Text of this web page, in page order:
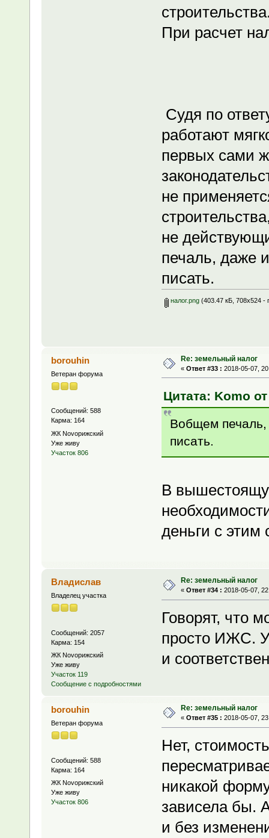
При расчет
Судя по
работают
первых сами
не
не
печаль, даже
писать.
налог.png(403.47 кБ, 708x524 -
borouhin
Ветеран форума
Сообщений: 588
Карма: 164
ЖК Novoрижский
Уже живу
Участок 806
Re: земельный налог
« Ответ #33 : 2018-05-07,
Цитата: Komo
Вобщем
писать.
В
деньги с этим
Владислав
Владелец участка
Сообщений: 2057
Карма: 154
ЖК Novoрижский
Уже живу
Участок 119
Сообщение с подробностями
Re: земельный налог
« Ответ #34 : 2018-05-07,
Говорят, что
просто ИЖС.
и
borouhin
Ветеран форума
Сообщений: 588
Карма: 164
ЖК Novoрижский
Уже живу
Участок 806
Re: земельный налог
« Ответ #35 : 2018-05-07,
Нет,
никакой
зависела бы.
и без